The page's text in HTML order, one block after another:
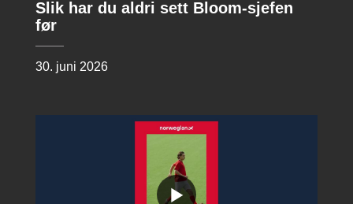
Slik har du aldri sett Bloom-sjefen
før
30. juni 2026